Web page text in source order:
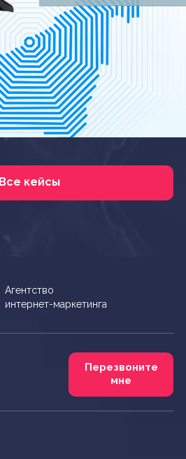
Все кейсы
Агентство
интернет-маркетинга
Перезвоните
мне